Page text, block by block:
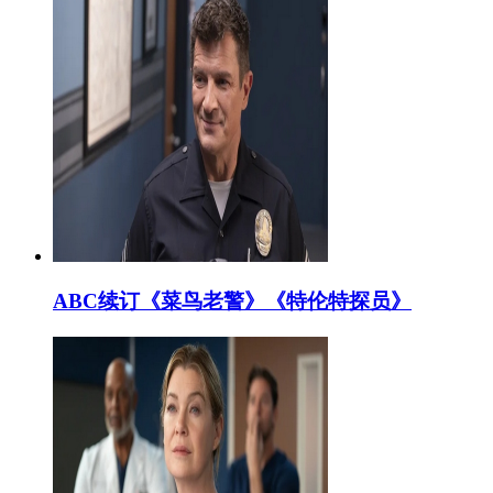
ABC续订《菜鸟老警》《特伦特探员》